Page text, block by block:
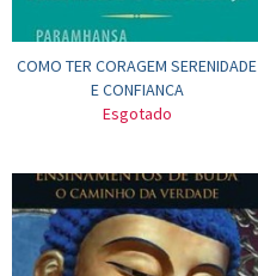
COMO TER CORAGEM SERENIDADE
E CONFIANCA
Esgotado